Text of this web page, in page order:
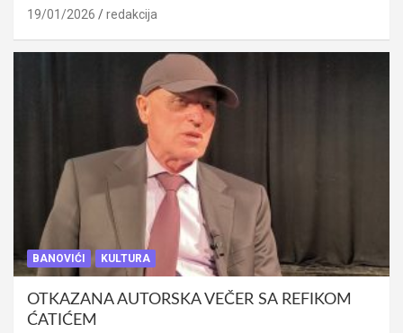
19/01/2026 redakcija
BANOVIĆI KULTURA
OTKAZANA AUTORSKA VEČER SA REFIKOM
ĆATIĆEM